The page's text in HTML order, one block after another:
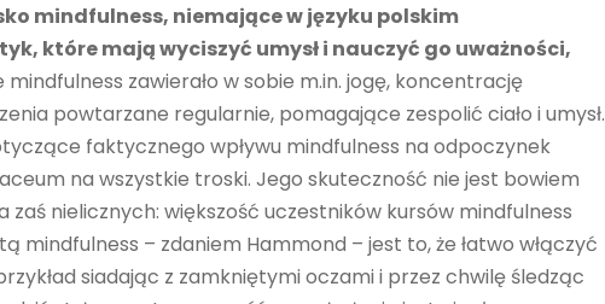
mindfulness, niemające w języku polskim
które mają wyciszyć umysł i nauczyć go uważności,
zawierało w sobie m.in. jogę, koncentrację
powtarzane regularnie, pomagające zespolić ciało i umysł.
faktycznego wpływu mindfulness na odpoczynek
na wszystkie troski. Jego skuteczność nie jest bowiem
nielicznych: większość uczestników kursów mind­fulness
mindfulness – zdaniem Hammond – jest to, że łatwo włączyć
siadając z zamkniętymi oczami i przez chwilę śledząc